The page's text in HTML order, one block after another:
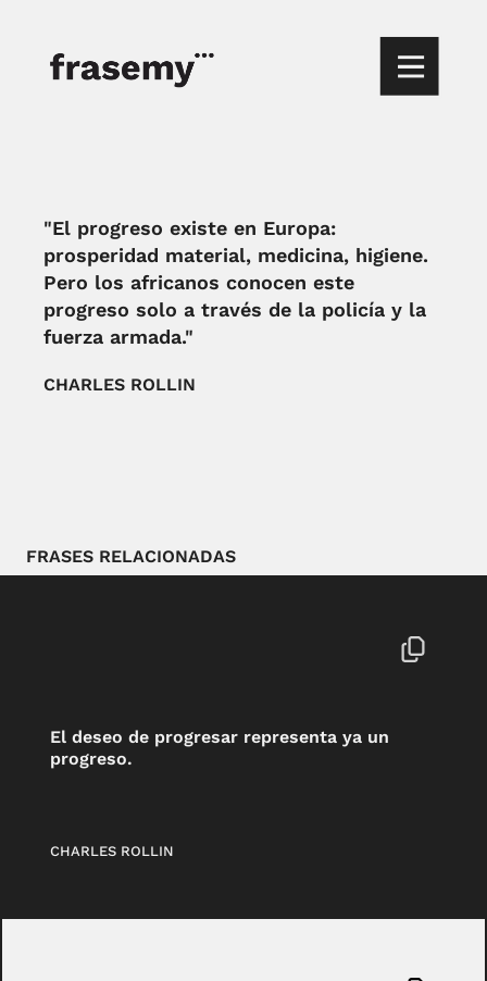
"El progreso existe en Europa:
prosperidad material, medicina, higiene.
Pero los africanos conocen este
progreso solo a través de la policía y la
fuerza armada."
CHARLES ROLLIN
FRASES RELACIONADAS
El deseo de progresar representa ya un
progreso.
CHARLES ROLLIN